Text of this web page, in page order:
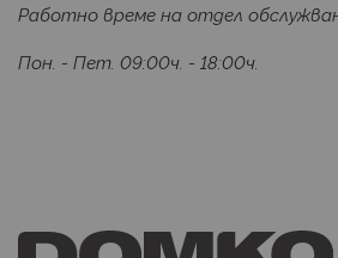
Работно време на отдел
Пон. - Пет. 09:00ч. - 18:00ч.